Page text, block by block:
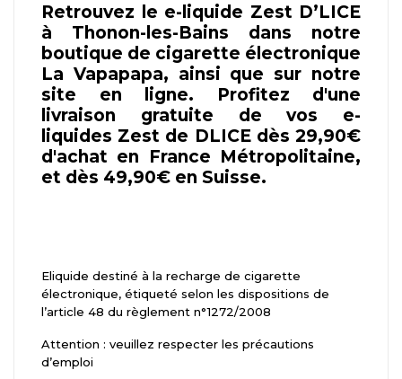
Retrouvez le e-liquide Zest D’LICE
à Thonon-les-Bains dans notre
boutique de cigarette électronique
La Vapapapa, ainsi que sur notre
site en ligne. Profitez d'une
livraison gratuite de vos e-
liquides Zest de DLICE dès 29,90€
d'achat en France Métropolitaine,
et dès 49,90€ en Suisse.
Eliquide destiné à la recharge de cigarette
électronique, étiqueté selon les dispositions de
l’article 48 du règlement n°1272/2008
Attention : veuillez respecter les précautions
d’emploi